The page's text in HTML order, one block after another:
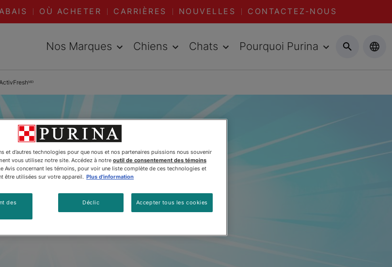
OÙ ACHETER CARRIÈRES NOUVELLES CONTACTEZ-NOUS
Nos Marques Chiens Chats Pourquoi Purina
et d’autres technologies pour que nous et nos partenaires puissions nous souvenir
vous utilisez notre site. Accédez à notre outil de consentement des témoins
Avis concernant les témoins, pour voir une liste complète de ces technologies et
être utilisées sur votre appareil. Plus d'information
Déclic Accepter tous les cookies
des